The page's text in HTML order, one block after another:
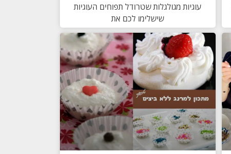
עוגיות מגולגלות שטרודל תפוחים העוגיות
שישלימו לכם את